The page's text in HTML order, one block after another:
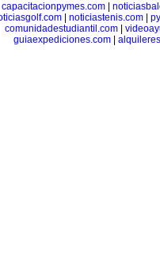
capacitacionpymes.com|
| noticiastenis.com|
comunidadestudiantil.com|
guiaexpediciones.com|